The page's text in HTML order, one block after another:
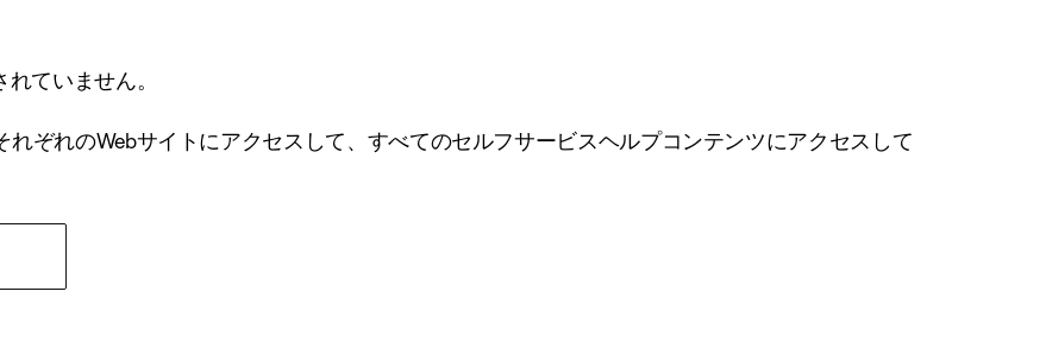
ていません。
ぞれのWebサイトにアクセスして、すべてのセルフサービスヘルプコンテンツにアクセスして